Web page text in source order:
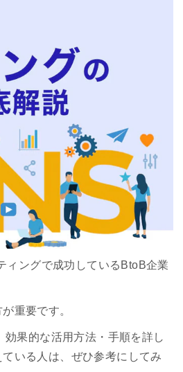
ィングで成功しているBtoB企業
重要です。
果的な活用方法・手順を詳し
いる人は、ぜひ参考にしてみ